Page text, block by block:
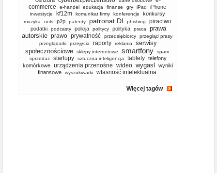
commerce
e-handel edukacja finanse gry iPad iPhone
inwestycje kf12m komunikat firmy konferencje konkursy
muzyka nols p2p patenty patronat DI phishing piractwo
podatki podcasty policja politycy polityka praca
prawa
autorskie prawo prywatność przedsiębiorcy
przegląd prasy
przeglądarki
przejęcia raporty reklama
serwisy
społecznościowe
sklepy internetowe smartfony
spam
sprzedaż
startupy sztuczna inteligencja tablety telefony
komórkowe
urządzenia przenośne wideo wygasl
wyniki
finansowe
wyszukiwarki własność intelektualna
Więcej tagów